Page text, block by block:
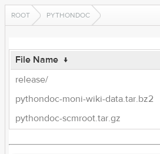
ROOT PYTHONDOC
File Name ↓
release/
pythondoc-moni-wiki-data.tar.bz2
pythondoc-scmroot.tar.gz